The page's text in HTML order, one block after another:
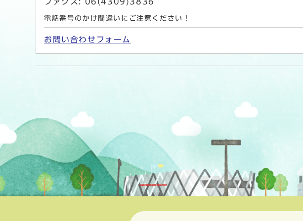
電話番号のかけ間違いにご注意ください！
お問い合わせフォーム